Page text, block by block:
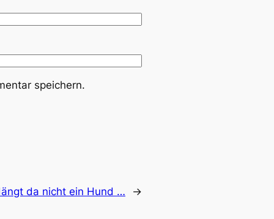
speichern.
da nicht ein Hund … →